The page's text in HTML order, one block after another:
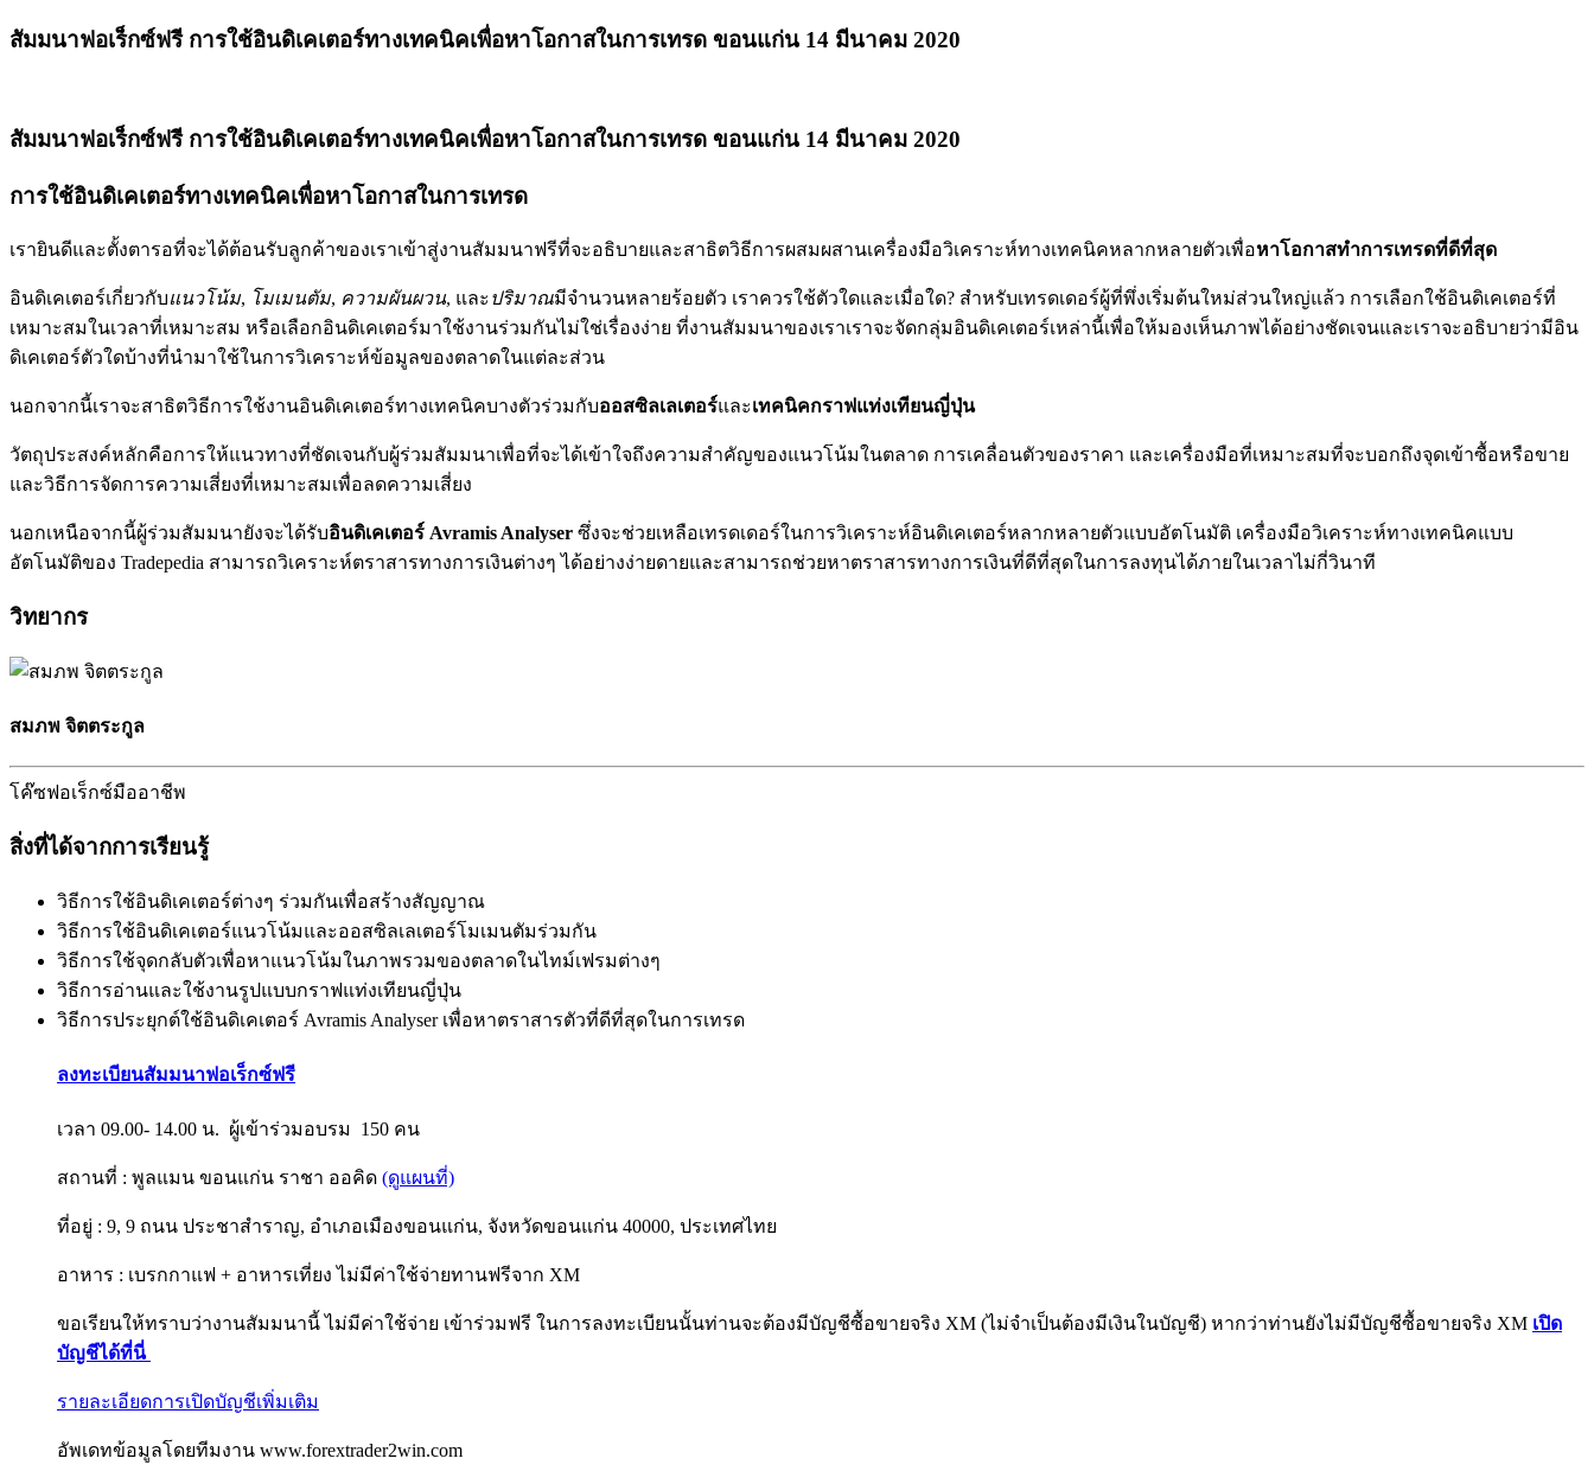
สัมมนาฟอเร็กซ์ฟรี การใช้อินดิเคเตอร์ทางเทคนิคเพื่อหาโอกาสในการเทรด ขอนแก่น 14 มีนาคม 2020
สัมมนาฟอเร็กซ์ฟรี การใช้อินดิเคเตอร์ทางเทคนิคเพื่อหาโอกาสในการเทรด ขอนแก่น 14 มีนาคม 2020
การใช้อินดิเคเตอร์ทางเทคนิคเพื่อหาโอกาสในการเทรด
เรายินดีและตั้งตารอที่จะได้ต้อนรับลูกค้าของเราเข้าสู่งานสัมมนาฟรีที่จะอธิบายและสาธิตวิธีการผสมผสานเครื่องมือวิเคราะห์ทางเทคนิคหลากหลายตัวเพื่อหาโอกาสทำการเทรดที่ดีที่สุด
อินดิเคเตอร์เกี่ยวกับแนวโน้ม, โมเมนตัม, ความผันผวน, และ ปริมาณมีจำนวนหลายร้อยตัว เราควรใช้ตัวใดและเมื่อใด? สำหรับเทรดเดอร์ผู้ที่พึ่งเริ่มต้นใหม่ส่วนใหญ่แล้ว การเลือกใช้อินดิเคเตอร์ที่
เหมาะสมในเวลาที่เหมาะสม หรือเลือกอินดิเคเตอร์มาใช้งานร่วมกันไม่ใช่เรื่องง่าย ที่งานสัมมนาของเราเราจะจัดกลุ่มอินดิเคเตอร์เหล่านี้เพื่อให้มองเห็นภาพได้อย่างชัดเจนและเราจะอธิบายว่ามีอิน
ดิเคเตอร์ตัวใดบ้างที่นำมาใช้ในการวิเคราะห์ข้อมูลของตลาดในแต่ละส่วน
นอกจากนี้เราจะสาธิตวิธีการใช้งานอินดิเคเตอร์ทางเทคนิคบางตัวร่วมกับออสซิลเลเตอร์และเทคนิคกราฟแท่งเทียนญี่ปุ่น
วัตถุประสงค์หลักคือการให้แนวทางที่ชัดเจนกับผู้ร่วมสัมมนาเพื่อที่จะได้เข้าใจถึงความสำคัญของแนวโน้มในตลาด การเคลื่อนตัวของราคา และเครื่องมือที่เหมาะสมที่จะบอกถึงจุดเข้าซื้อหรือขาย
และวิธีการจัดการความเสี่ยงที่เหมาะสมเพื่อลดความเสี่ยง
นอกเหนือจากนี้ผู้ร่วมสัมมนายังจะได้รับอินดิเคเตอร์ Avramis Analyser ซึ่งจะช่วยเหลือเทรดเดอร์ในการวิเคราะห์อินดิเคเตอร์หลากหลายตัวแบบอัตโนมัติ เครื่องมือวิเคราะห์ทางเทคนิคแบบ
อัตโนมัติของ Tradepedia สามารถวิเคราะห์ตราสารทางการเงินต่างๆ ได้อย่างง่ายดายและสามารถช่วยหาตราสารทางการเงินที่ดีที่สุดในการลงทุนได้ภายในเวลาไม่กี่วินาที
วิทยากร
สมภพ จิตตระกูล
โค๊ซฟอเร็กซ์มืออาชีพ
สิ่งที่ได้จากการเรียนรู้
วิธีการใช้อินดิเคเตอร์ต่างๆ ร่วมกันเพื่อสร้างสัญญาณ
วิธีการใช้อินดิเคเตอร์แนวโน้มและออสซิลเลเตอร์โมเมนตัมร่วมกัน
วิธีการใช้จุดกลับตัวเพื่อหาแนวโน้มในภาพรวมของตลาดในไทม์เฟรมต่างๆ
วิธีการอ่านและใช้งานรูปแบบกราฟแท่งเทียนญี่ปุ่น
วิธีการประยุกต์ใช้อินดิเคเตอร์ Avramis Analyser เพื่อหาตราสารตัวที่ดีที่สุดในการเทรด
ลงทะเบียนสัมมนาฟอเร็กซ์ฟรี
เวลา 09.00- 14.00 น. ผู้เข้าร่วมอบรม 150 คน
สถานที่ : พูลแมน ขอนแก่น ราชา ออคิด (ดูแผนที่)
ที่อยู่ : 9, 9 ถนน ประชาสำราญ, อำเภอเมืองขอนแก่น, จังหวัดขอนแก่น 40000, ประเทศไทย
อาหาร : เบรกกาแฟ + อาหารเที่ยง ไม่มีค่าใช้จ่ายทานฟรีจาก XM
ขอเรียนให้ทราบว่างานสัมมนานี้ ไม่มีค่าใช้จ่าย เข้าร่วมฟรี ในการลงทะเบียนนั้นท่านจะต้องมีบัญชีซื้อขายจริง XM (ไม่จำเป็นต้องมีเงินในบัญชี) หากว่าท่านยังไม่มีบัญชีซื้อขายจริง XM เปิด
บัญชีได้ที่นี่
รายละเอียดการเปิดบัญชีเพิ่มเติม
อัพเดทข้อมูลโดยทีมงาน www.forextrader2win.com